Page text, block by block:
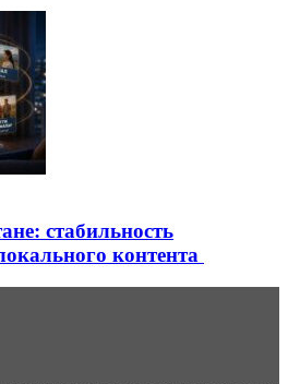
стабильность
контента